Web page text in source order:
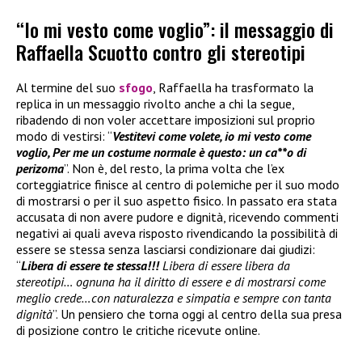
“Io mi vesto come voglio”: il messaggio di
Raffaella Scuotto contro gli stereotipi
Al termine del suo sfogo , Raffaella ha trasformato la
replica in un messaggio rivolto anche a chi la segue,
ribadendo di non voler accettare imposizioni sul proprio
modo di vestirsi: “Vestitevi come volete, io mi vesto come
voglio, Per me un costume normale è questo: un ca**o di
perizoma”. Non è, del resto, la prima volta che l’ex
corteggiatrice finisce al centro di polemiche per il suo modo
di mostrarsi o per il suo aspetto fisico. In passato era stata
accusata di non avere pudore e dignità, ricevendo commenti
negativi ai quali aveva risposto rivendicando la possibilità di
essere se stessa senza lasciarsi condizionare dai giudizi:
“Libera di essere te stessa!!!Libera di essere libera da
stereotipi… ognuna ha il diritto di essere e di mostrarsi come
meglio crede…con naturalezza e simpatia e sempre con tanta
dignità”. Un pensiero che torna oggi al centro della sua presa
di posizione contro le critiche ricevute online.